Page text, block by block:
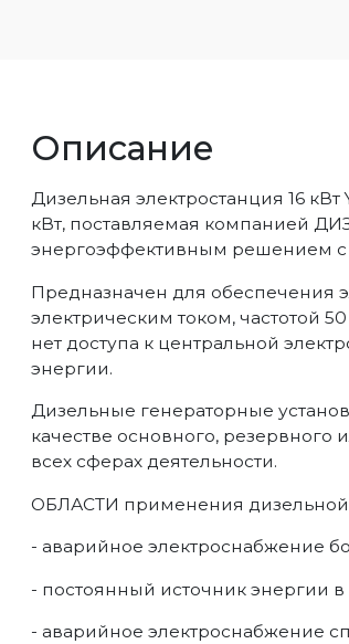
Описание
Дизельная электростанция 16
кВт, поставляемая компанией
энергоэффективным решением
Предназначен для обеспечения
электрическим током, частотой
нет доступа к центральной
энергии.
Дизельные генераторные
качестве основного, резервного
всех сферах деятельности.
ОБЛАСТИ применения дизельной
- аварийное электроснабжение
- постоянный источник энергии в
- аварийное электроснабжение